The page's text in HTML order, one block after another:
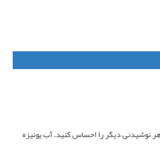
نوشیدنی دیگر را احساس کنید. آب یونیزه